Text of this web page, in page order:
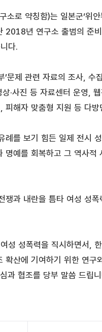
소로 약칭함)는 일본군‘위
2018년 연구소 출범의 준
다.
’문제 관련 자료의 조사, 수
·사진 등 자료센터 운영, 웹
피해자 맞춤형 지원 등 다방
례를 보기 힘든 일제 전시
예를 회복하고 그 역사적
쟁과 내란을 틈타 여성 성
성 성폭력을 직시하면서,
산에 기여하기 위한 연구
과 협조를 당부 말씀 드립